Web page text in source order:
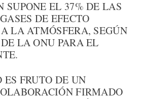
SUPONE EL 37% DE LAS
DE EFECTO
LA ATMÓSFERA, SEGÚN
LA ONU PARA EL
ES FRUTO DE UN
FIRMADO